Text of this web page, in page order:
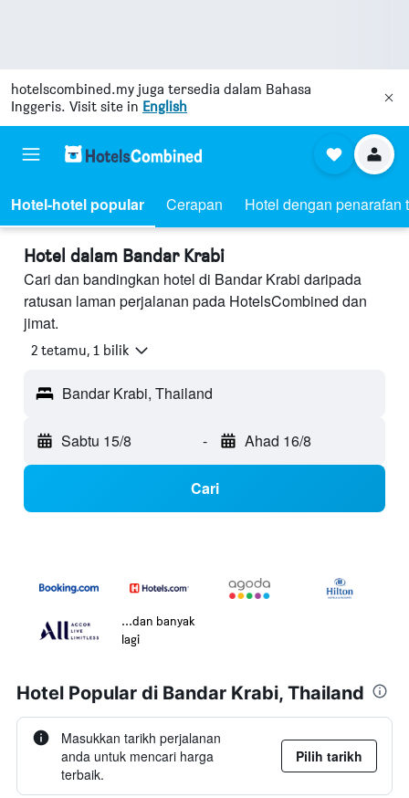
hotelscombined.my juga tersedia dalam Bahasa
Inggeris. Visit site in English
Hotel-hotel popular Cerapan Hotel dengan penarafan
Hotel dalam Bandar Krabi
Cari dan bandingkan hotel di Bandar Krabi daripada
ratusan laman perjalanan pada HotelsCombined dan
jimat.
2 tetamu, 1 bilik
Bandar Krabi, Thailand
Sabtu 15/8 - Ahad 16/8
Cari
...dan banyak
lagi
Hotel Popular di Bandar Krabi, Thailand
Masukkan tarikh perjalanan
anda untuk mencari harga
terbaik.
Pilih tarikh